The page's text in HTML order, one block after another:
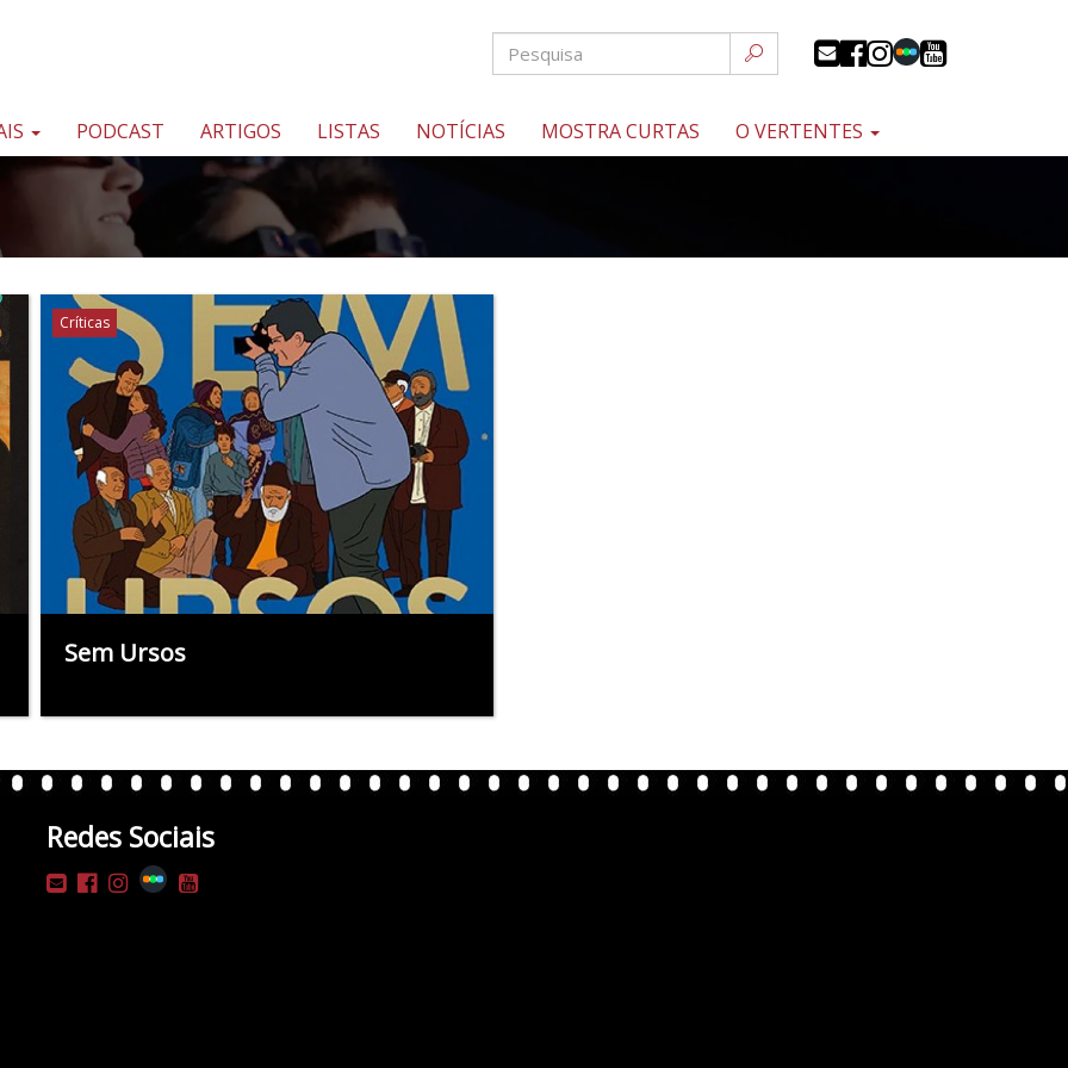
PODCAST ARTIGOS LISTAS NOTÍCIAS MOSTRA CURTAS O VERTENTES
Críticas
Sem Ursos
Redes Sociais